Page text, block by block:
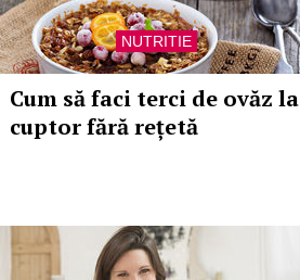
NUTRITIE
Cum să faci terci de ovăz la
cuptor fără rețetă